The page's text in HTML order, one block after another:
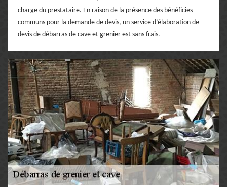
charge du prestataire. En raison de la présence des bénéficies
communs pour la demande de devis, un service d’élaboration de
devis de débarras de cave et grenier est sans frais.